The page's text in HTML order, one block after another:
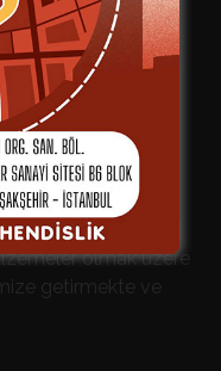
için gerekli
termokupllar, dozaj
olmak üzere
getirmekte ve